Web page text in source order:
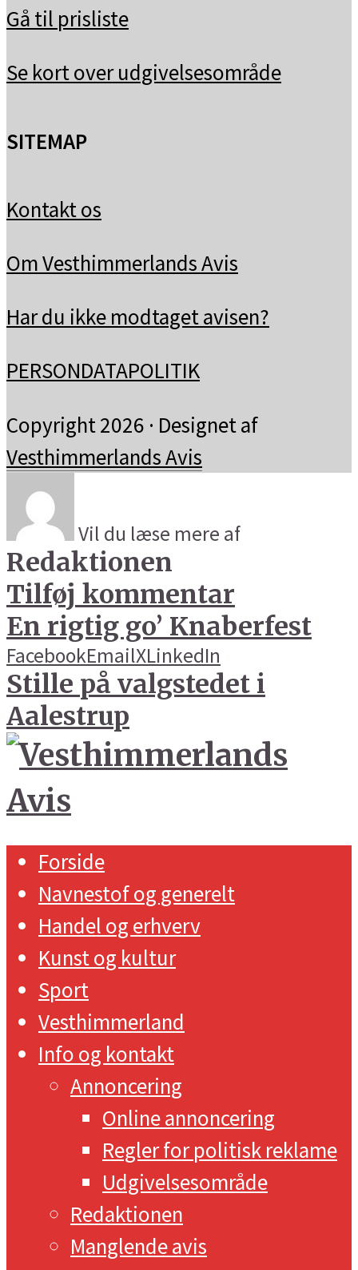
Gå til prisliste
Se kort over udgivelsesområde
SITEMAP
Kontakt os
Om Vesthimmerlands Avis
Har du ikke modtaget avisen?
PERSONDATAPOLITIK
Copyright 2026 · Designet af
Vesthimmerlands Avis
Vil du læse mere af
Redaktionen
Tilføj kommentar
En rigtig go’ Knaberfest
FacebookEmailXLinkedIn
Stille på valgstedet i
Aalestrup
Forside
Navnestof og generelt
Handel og erhverv
Kunst og kultur
Sport
Vesthimmerland
Info og kontakt
Annoncering
Online annoncering
Regler for politisk reklame
Udgivelsesområde
Redaktionen
Manglende avis